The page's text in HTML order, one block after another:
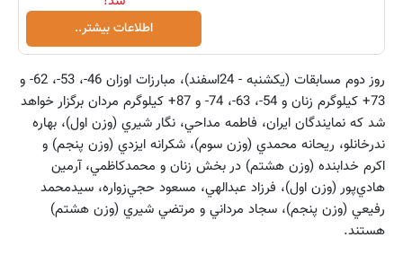
اطلاعات بیشتر..
روز دوم مسابقات (يكشنبه - 24اسفند)، مبارزات اوزان 46-، 53-، 62- و
73+ كيلوگرم زنان و 54-، 63-، 74- و 87+ كيلوگرم مردان برگزار خواهد
شد كه نمايندگان ايران، فاطمه مداحي، نگار شيري (وزن اول)، بهاره
ندرخانلو، ريحانه محمدي (وزن سوم)، شكرانه ايزدي (وزن پنجم) و
اكرم خدابنده (وزن هشتم) در بخش زنان و محمدكاظمي، آرمين
هادي‌پور (وزن اول)، فرزاد عبدالهي، مسعود حجي‌زواره، سيدمحمد
رفيعي (وزن پنجم)، سجاد مرداني و مرتضي شيري (وزن هشتم)
هستند.